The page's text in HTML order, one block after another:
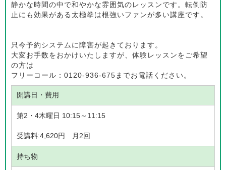
静かな時間の中で和やかな雰囲気のレッスンです。転倒防
止にも効果がある太極拳は根強いファンが多い講座です。
只今予約システムに障害が起きております。
大変お手数をおかけいたしますが、体験レッスンをご希望
の方は
フリーコール：0120-936-675までお電話ください。
開講日・費用
第2・4木曜日 10:15～11:15
受講料:4,620円 月2回
持ち物